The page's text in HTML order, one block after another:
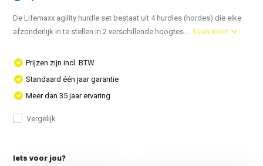
De Lifemaxx agility hurdle set bestaat uit 4 hurdles (hordes) die elke
afzonderlijk in te stellen in 2 verschillende hoogtes....Toon meer
Prijzen zijn incl. BTW
Standaard één jaar garantie
Meer dan 35 jaar ervaring
Vergelijk
Iets voor jou?